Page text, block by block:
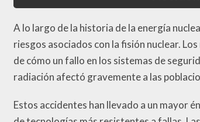
A lo largo de la historia de la energía
riesgos asociados con la fisión nuclear.
de cómo un fallo en los sistemas de
radiación afectó gravemente a las
Estos accidentes han llevado a un mayor